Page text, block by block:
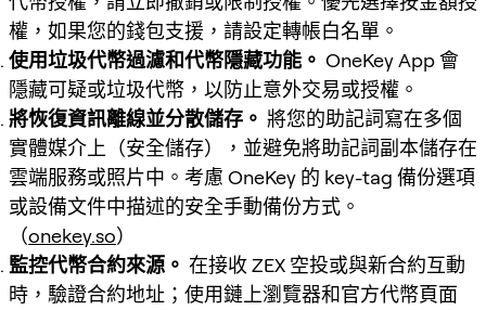
權，如果您的錢包支援，請設定轉帳白名單。
使用垃圾代幣過濾和代幣隱藏功能。 OneKey App 會
隱藏可疑或垃圾代幣，以防止意外交易或授權。
將恢復資訊離線並分散儲存。 將您的助記詞寫在多個
實體媒介上（安全儲存），並避免將助記詞副本儲存在
雲端服務或照片中。考慮 OneKey 的 key-tag 備份選項
或設備文件中描述的安全手動備份方式。
（onekey.so）
監控代幣合約來源。 在接收 ZEX 空投或與新合約互動
時，驗證合約地址；使用鏈上瀏覽器和官方代幣頁面